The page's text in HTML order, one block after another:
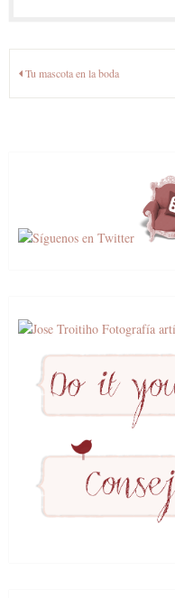
Navegación
Tu mascota en la boda